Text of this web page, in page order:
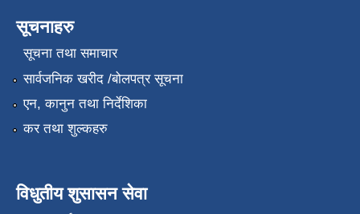
सूचनाहरु
सूचना तथा समाचार
सार्वजनिक खरीद /बोलपत्र सूचना
एन, कानुन तथा निर्देशिका
कर तथा शुल्कहरु
विधुतीय शुसासन सेवा